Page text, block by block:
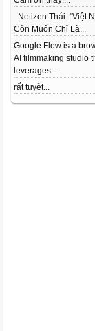
Netizen Thái: "Việt
Còn Muốn Chỉ Là...
Google Flow is a
AI filmmaking studio
leverages...
rất tuyệt...